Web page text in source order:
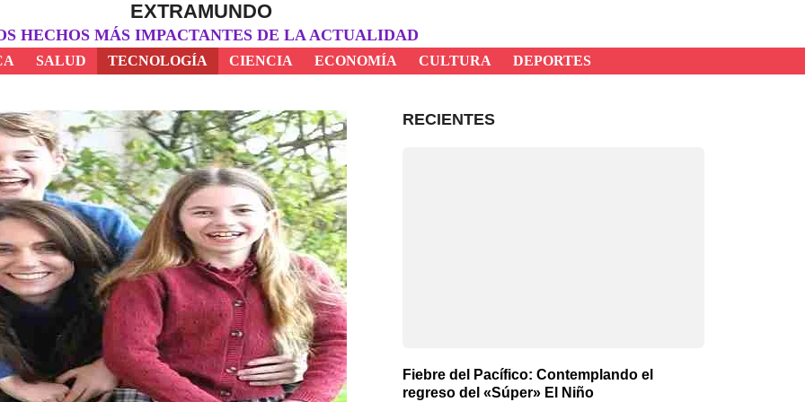
EXTRAMUNDO
HECHOS MÁS IMPACTANTES DE LA ACTUALIDAD
SALUD TECNOLOGÍA CIENCIA ECONOMÍA CULTURA DEPORTES
RECIENTES
Fiebre del Pacífico: Contemplando el
regreso del «Súper» El Niño